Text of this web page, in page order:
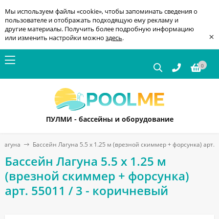
Мы используем файлы «cookie», чтобы запоминать сведения о
пользователе и отображать подходящую ему рекламу и
другие материалы. Получить более подробную информацию
или изменить настройки можно здесь. ×
0
ПУЛМИ - бассейны и оборудование
Бассейн Лагуна 5.5 х 1.25 м (врезной скиммер + форсунка) арт.
Бассейн Лагуна 5.5 х 1.25 м
(врезной скиммер + форсунка)
арт. 55011 / 3 - коричневый